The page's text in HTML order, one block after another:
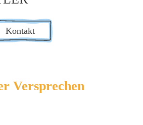
Kontakt
Ver­spre­chen